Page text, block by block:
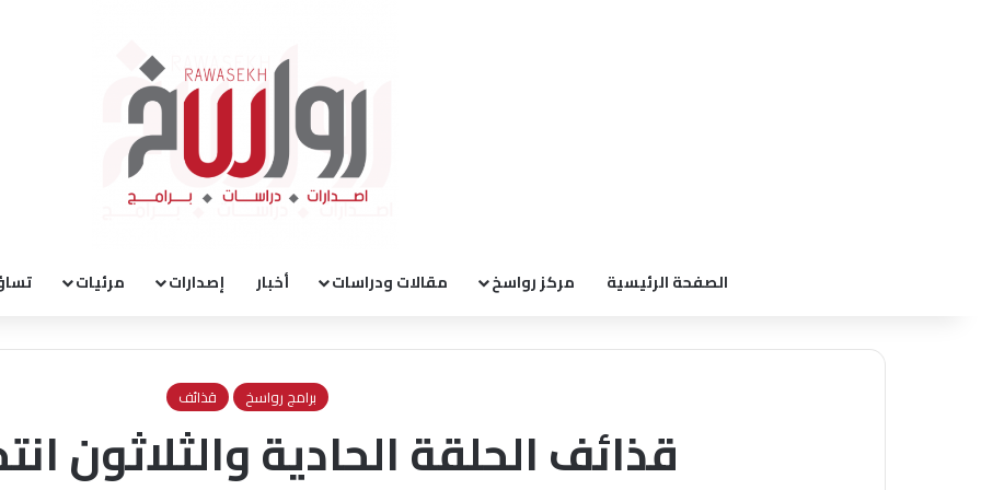
الصفحة الرئيسية مركز رواسخ مقالات ودراسات أخبار إصدارات مرئيات
برامج رواسخ قذائف
قذائف الحلقة الحادية والثلاثون